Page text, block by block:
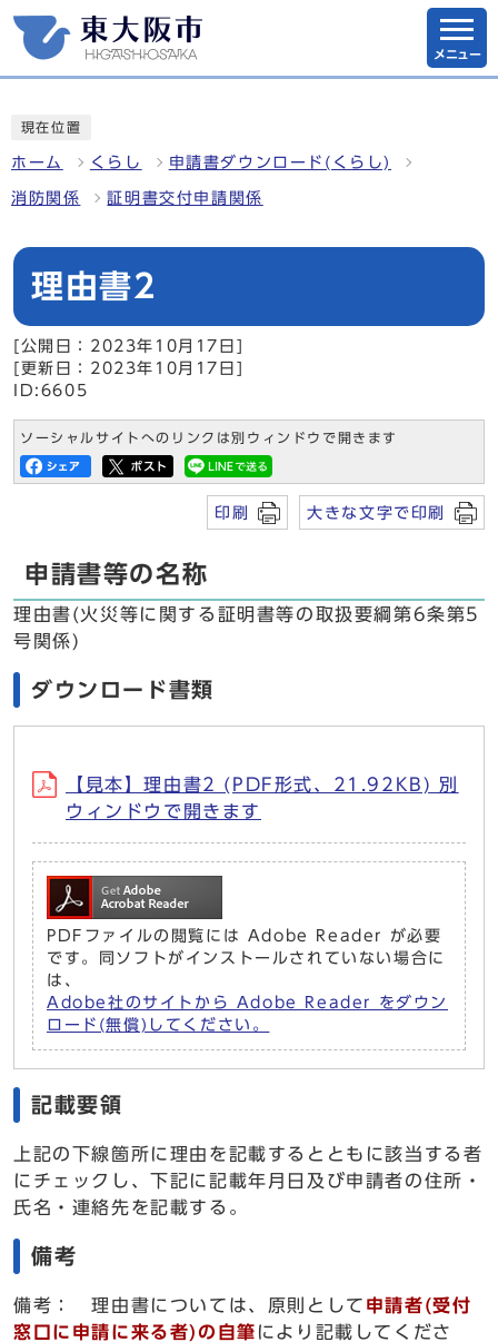
メニュー
現在位置
ホーム くらし 申請書ダウンロード(くらし)
消防関係 証明書交付申請関係
理由書2
[公開日：2023年10月17日]
[更新日：2023年10月17日]
ID:6605
ソーシャルサイトへのリンクは別ウィンドウで開きます
印刷 大きな文字で印刷
申請書等の名称
理由書(火災等に関する証明書等の取扱要綱第6条第5
号関係)
ダウンロード書類
【見本】理由書2 (PDF形式、21.92KB) 別
ウィンドウで開きます
PDFファイルの閲覧には Adobe Reader が必要
です。同ソフトがインストールされていない場合に
は、
Adobe社のサイトから Adobe Reader をダウン
ロード(無償)してください。
記載要領
上記の下線箇所に理由を記載するとともに該当する者
にチェックし、下記に記載年月日及び申請者の住所・
氏名・連絡先を記載する。
備考
備考： 理由書については、原則として 申請者(受付
窓口に申請に来る者)の自筆 により記載してくださ